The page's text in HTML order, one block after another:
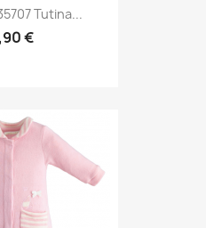
Tutina...
€